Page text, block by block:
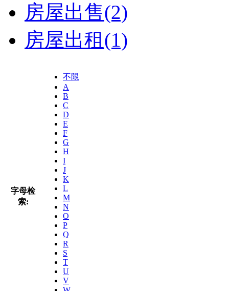
房屋出售(2)
房屋出租(1)
字母检
索:
不限
A
B
C
D
E
F
G
H
I
J
K
L
M
N
O
P
Q
R
S
T
U
V